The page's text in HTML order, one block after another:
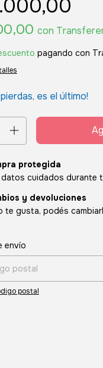
con
pagando con
es el último!
protegida
cuidados durante
y devoluciones
te gusta, podés
el CP:
envío
postal